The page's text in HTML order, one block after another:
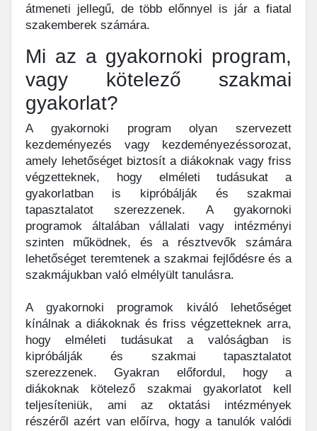
átmeneti jellegű, de több előnnyel is jár a fiatal
szakemberek számára.
Mi az a gyakornoki program,
vagy kötelező szakmai
gyakorlat?
A gyakornoki program olyan szervezett
kezdeményezés vagy kezdeményezéssorozat,
amely lehetőséget biztosít a diákoknak vagy friss
végzetteknek, hogy elméleti tudásukat a
gyakorlatban is kipróbálják és szakmai
tapasztalatot szerezzenek. A gyakornoki
programok általában vállalati vagy intézményi
szinten működnek, és a résztvevők számára
lehetőséget teremtenek a szakmai fejlődésre és a
szakmájukban való elmélyült tanulásra.
A gyakornoki programok kiváló lehetőséget
kínálnak a diákoknak és friss végzetteknek arra,
hogy elméleti tudásukat a valóságban is
kipróbálják és szakmai tapasztalatot
szerezzenek. Gyakran előfordul, hogy a
diákoknak kötelező szakmai gyakorlatot kell
teljesíteniük, ami az oktatási intézmények
részéről azért van előírva, hogy a tanulók valódi